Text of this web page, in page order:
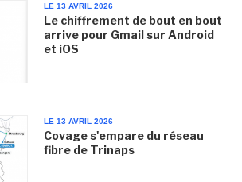
LE 13 AVRIL 2026
Le chiffrement de bout en bout
arrive pour Gmail sur Android
et iOS
LE 13 AVRIL 2026
Covage s'empare du réseau
fibre de Trinaps